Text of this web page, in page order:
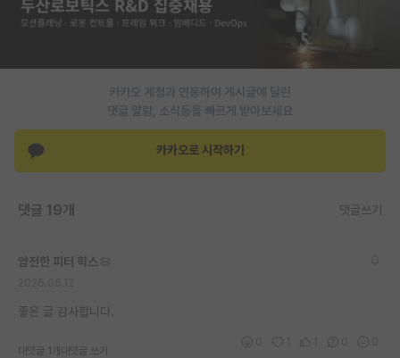
카카오 계정과 연동하여 게시글에 달린
댓글 알람, 소식등을 빠르게 받아보세요
카카오로 시작하기
댓글 19개 댓글쓰기
얌전한 피터 힉스
좋은 글 감사합니다.
대댓글 1개 대댓글 쓰기